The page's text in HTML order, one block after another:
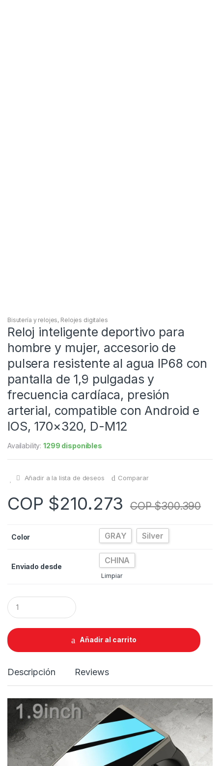
Bisutería y relojes, Relojes digitales
Reloj inteligente deportivo para
hombre y mujer, accesorio de
pulsera resistente al agua IP68 con
pantalla de 1,9 pulgadas y
frecuencia cardíaca, presión
arterial, compatible con Android e
IOS, 170×320, D-M12
Availability:1299 disponibles
Añadir a la lista de deseos Comparar
COP $210.273 COP $300.390
Color GRAY Silver
Enviado desde
CHINA
Limpiar
Q
u
t
i
Añadir al carrito
Descripción Reviews